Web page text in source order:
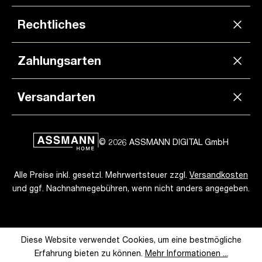
modernem Design und vielfältigen Farb- und
Stoffoptionen passen sie sich harmonisch in jede
Büroumgebung ein und verleihen Ihrem Arbeitsplatz
eine professionelle Note.
Bestellen Sie noch heute und
genießen Sie den Komfort und die Umweltfreundlichkeit
unserer Bürostühle!
Rechtliches
Zahlungsarten
Versandarten
© 2026 ASSMANN DIGITAL GmbH
Alle Preise inkl. gesetzl. Mehrwertsteuer zzgl. Versandkosten
und ggf. Nachnahmegebühren, wenn nicht anders angegeben.
Diese Website verwendet Cookies, um eine bestmögliche
Erfahrung bieten zu können. Mehr Informationen ...